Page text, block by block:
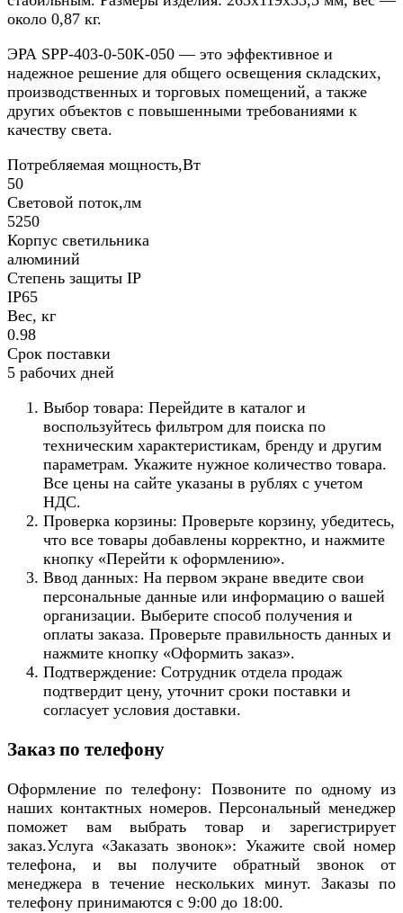
около 0,87 кг.
ЭРА SPP-403-0-50K-050 — это эффективное и
надежное решение для общего освещения складских,
производственных и торговых помещений, а также
других объектов с повышенными требованиями к
качеству света.
Потребляемая мощность,Вт
50
Световой поток,лм
5250
Корпус светильника
алюминий
Степень защиты IP
IP65
Вес, кг
0.98
Срок поставки
5 рабочих дней
Выбор товара: Перейдите в каталог и
воспользуйтесь фильтром для поиска по
техническим характеристикам, бренду и другим
параметрам. Укажите нужное количество товара.
Все цены на сайте указаны в рублях с учетом
НДС.
Проверка корзины: Проверьте корзину, убедитесь,
что все товары добавлены корректно, и нажмите
кнопку «Перейти к оформлению».
Ввод данных: На первом экране введите свои
персональные данные или информацию о вашей
организации. Выберите способ получения и
оплаты заказа. Проверьте правильность данных и
нажмите кнопку «Оформить заказ».
Подтверждение: Сотрудник отдела продаж
подтвердит цену, уточнит сроки поставки и
согласует условия доставки.
Заказ по телефону
Оформление по телефону: Позвоните по одному из
наших контактных номеров. Персональный менеджер
поможет вам выбрать товар и зарегистрирует
заказ.Услуга «Заказать звонок»: Укажите свой номер
телефона, и вы получите обратный звонок от
менеджера в течение нескольких минут. Заказы по
телефону принимаются с 9:00 до 18:00.